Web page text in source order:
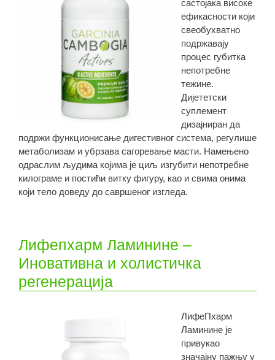
састојака високе
ефикасности који
свеобухватно
подржавају
процес губитка
непотребне
тежине.
Дијететски
суплемент
дизајниран да
подржи функционисање дигестивног система, регулише
метаболизам и убрзава сагоревање масти. Намењено
одраслим људима којима је циљ изгубити непотребне
килограме и постићи витку фигуру, као и свима онима
који тело доведу до савршеног изгледа.
Лифепхарм Ламинине –
Иновативна и холистичка
регенерација
ЛифеПхарм
Ламинине је
привукао
значајну пажњу у